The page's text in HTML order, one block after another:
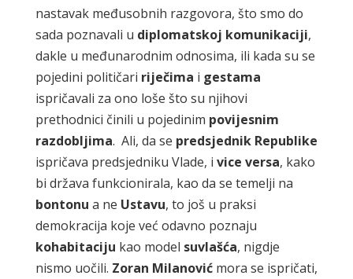
nastavak međusobnih razgovora, što smo do
sada poznavali u diplomatskoj komunikaciji,
dakle u međunarodnim odnosima, ili kada su se
pojedini političari riječima i gestama
ispričavali za ono loše što su njihovi
prethodnici činili u pojedinim povijesnim
razdobljima. Ali, da se predsjednik Republike
ispričava predsjedniku Vlade, i vice versa, kako
bi država funkcionirala, kao da se temelji na
bontonu a ne Ustavu, to još u praksi
demokracija koje već odavno poznaju
kohabitaciju kao model suvlašća, nigdje
nismo uočili. Zoran Milanovićmora se ispričati,